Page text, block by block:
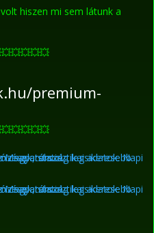
hiszen mi sem látunk a
💥💥💥💥💥
premium-
💥💥💥💥💥